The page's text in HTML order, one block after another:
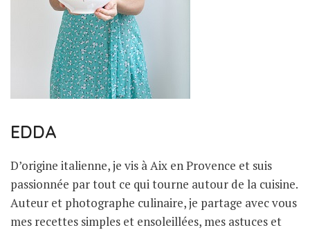
EDDA
D’origine italienne, je vis à Aix en Provence et suis
passionnée par tout ce qui tourne autour de la cuisine.
Auteur et photographe culinaire, je partage avec vous
mes recettes simples et ensoleillées, mes astuces et